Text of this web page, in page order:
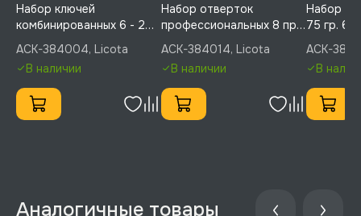
Набор ключей
комбинированных 6 - 24
мм 18 пр. в ложементе,
Licota, ACK-384004
ACK-384004, Licota
В наличии
Набор отверток
профессиональных 8 пр.
в ложементе, Licota, ACK-
384014
ACK-384014, Licota
В наличии
Набор
75 гр. 6
384007
ACK-
В